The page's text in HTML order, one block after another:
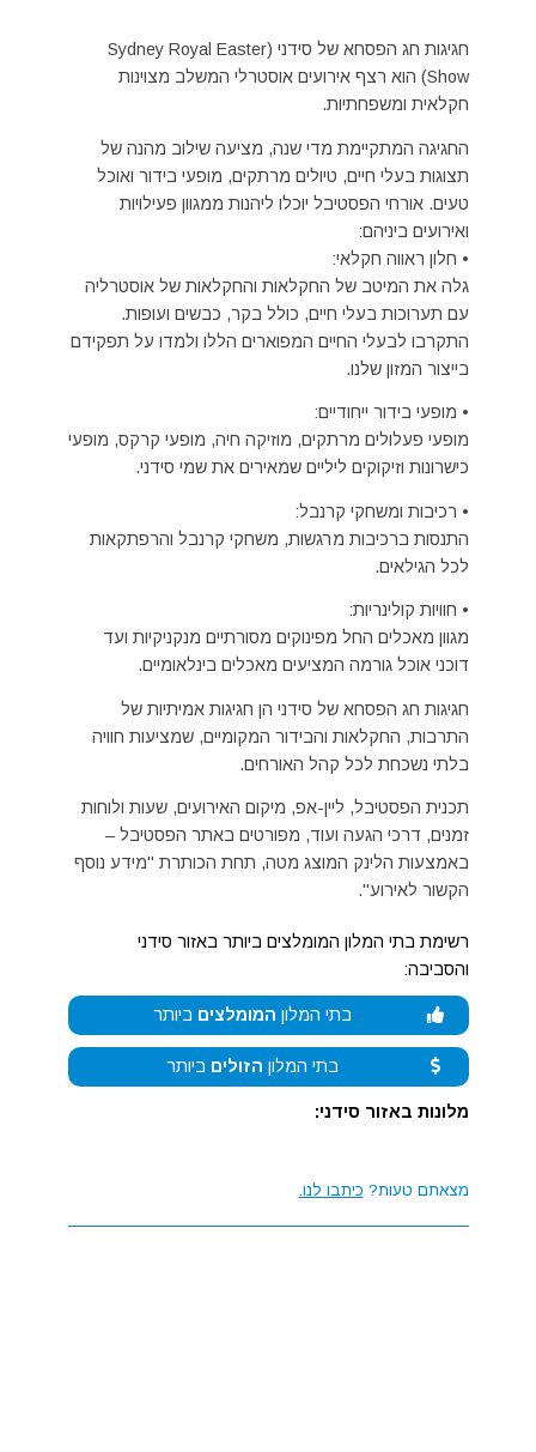
חגיגות חג הפסחא של סידני (Sydney Royal Easter
Show) הוא רצף אירועים אוסטרלי המשלב מצוינות
חקלאית ומשפחתיות.
החגיגה המתקיימת מדי שנה, מציעה שילוב מהנה של
תצוגות בעלי חיים, טיולים מרתקים, מופעי בידור ואוכל
טעים. אורחי הפסטיבל יוכלו ליהנות ממגוון פעילויות
ואירועים ביניהם:
• חלון ראווה חקלאי:
גלה את המיטב של החקלאות והחקלאות של אוסטרליה
עם תערוכות בעלי חיים, כולל בקר, כבשים ועופות.
התקרבו לבעלי החיים המפוארים הללו ולמדו על תפקידם
בייצור המזון שלנו.
• מופעי בידור ייחודיים:
מופעי פעלולים מרתקים, מוזיקה חיה, מופעי קרקס, מופעי
כישרונות וזיקוקים ליליים שמאירים את שמי סידני.
• רכיבות ומשחקי קרנבל:
התנסות ברכיבות מרגשות, משחקי קרנבל והרפתקאות
לכל הגילאים.
• חוויות קולינריות:
מגוון מאכלים החל מפינוקים מסורתיים מנקניקיות ועד
דוכני אוכל גורמה המציעים מאכלים בינלאומיים.
חגיגות חג הפסחא של סידני הן חגיגות אמיתיות של
התרבות, החקלאות והבידור המקומיים, שמציעות חוויה
בלתי נשכחת לכל קהל האורחים.
תכנית הפסטיבל, ליין-אפ, מיקום האירועים, שעות ולוחות
זמנים, דרכי הגעה ועוד, מפורטים באתר הפסטיבל –
באמצעות הלינק המוצג מטה, תחת הכותרת "מידע נוסף
הקשור לאירוע".
רשימת בתי המלון המומלצים ביותר באזור סידני
והסביבה:
בתי המלון המומלצים ביותר
בתי המלון הזולים ביותר
מלונות באזור סידני:
מצאתם טעות? כיתבו לנו.